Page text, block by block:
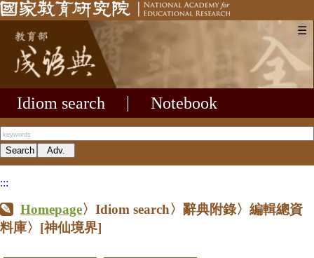
☰
Idiom search Notebook
:::
Homepage〉Idiom search〉辭典附錄〉編輯總資
料庫〉 [神仙境界]